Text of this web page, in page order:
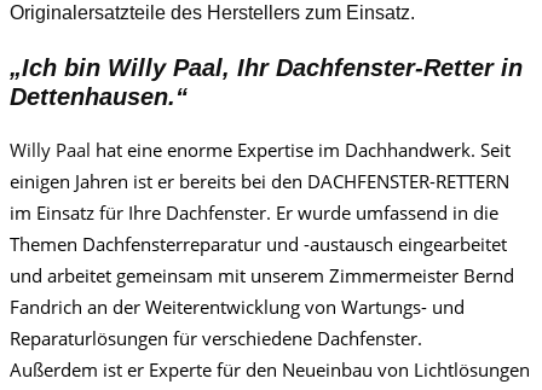
Originalersatzteile des Herstellers zum Einsatz.
„Ich bin Willy Paal, Ihr Dachfenster-Retter in
Dettenhausen.“
Willy Paal hat eine enorme Expertise im Dachhandwerk. Seit
einigen Jahren ist er bereits bei den DACHFENSTER-RETTERN
im Einsatz für Ihre Dachfenster. Er wurde umfassend in die
Themen Dachfensterreparatur und -austausch eingearbeitet
und arbeitet gemeinsam mit unserem Zimmermeister Bernd
Fandrich an der Weiterentwicklung von Wartungs- und
Reparaturlösungen für verschiedene Dachfenster.
Außerdem ist er Experte für den Neueinbau von Lichtlösungen